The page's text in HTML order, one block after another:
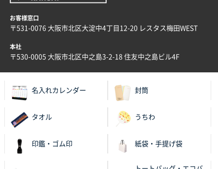
枚
2025年12月22日 03:31
枚
uni ジェットストリーム 07
100枚
お客様窓口
〒531-0076 大阪市北区大淀中4丁目12-20 レスタス梅田WEST
本社
〒530-0005 大阪市北区中之島3-2-18 住友中之島ビル4F
名入れカレンダー 封筒
タオル うちわ
印鑑・ゴム印 紙袋・手提げ袋